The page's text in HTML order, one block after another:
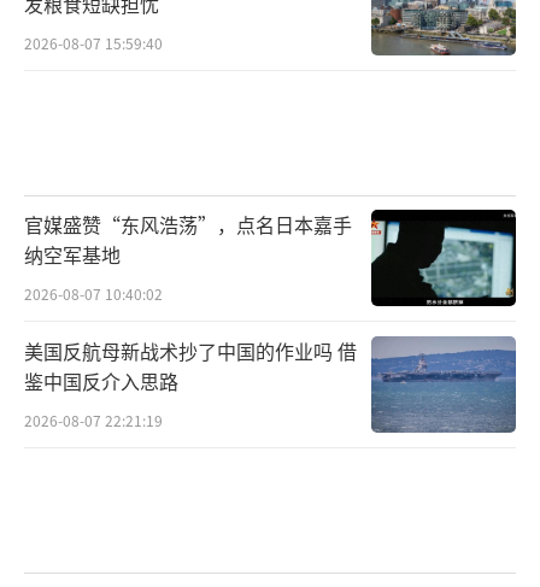
2026-08-07 15:59:40
官媒盛赞“东风浩荡”，点名日本嘉手
纳空军基地
2026-08-07 10:40:02
美国反航母新战术抄了中国的作业吗 借
鉴中国反介入思路
2026-08-07 22:21:19